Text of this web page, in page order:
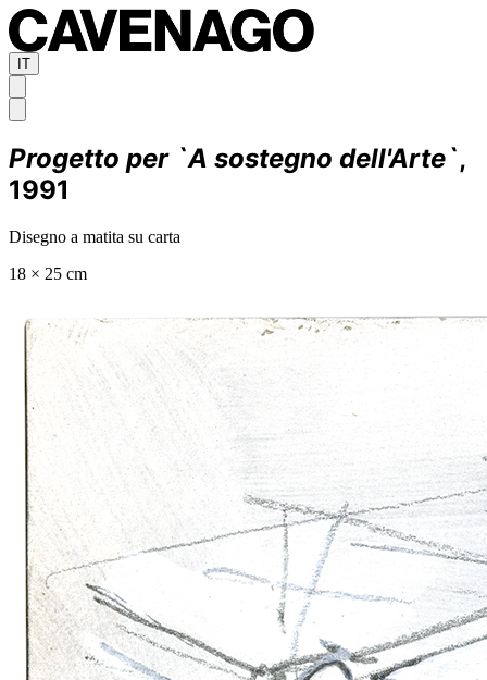
IT
Progetto per `A sostegno dell'Arte`,
1991
Disegno a matita su carta
18 × 25 cm